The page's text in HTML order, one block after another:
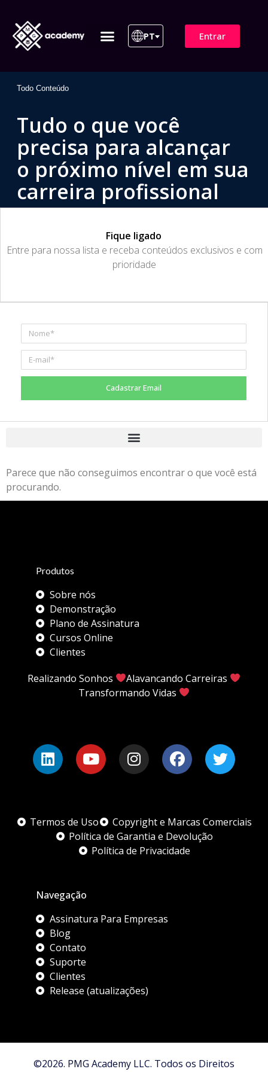
PT Entrar
Todo Conteúdo
Tudo o que você
precisa para alcançar
o próximo nível em sua
carreira profissional
Fique ligado
​Entre para nossa lista e receba conteúdos exclusivos e com
prioridade
Cadastrar Email
Parece que não conseguimos encontrar o que você está
procurando.
Produtos
Sobre nós
Demonstração
Plano de Assinatura
Cursos Online
Clientes
Realizando Sonhos
Alavancando Carreiras
Transformando Vidas
Termos de Uso
Copyright e Marcas Comerciais
Política de Garantia e Devolução
Política de Privacidade
Navegação
Assinatura Para Empresas
Blog
Contato
Suporte
Clientes
Release (atualizações)
©2026. PMG Academy LLC. Todos os Direitos